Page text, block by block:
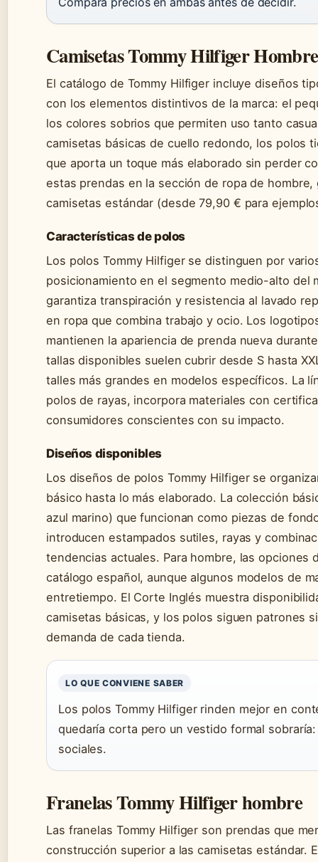
Camisetas Tommy Hilfiger
El catálogo de Tommy Hilfiger incluye diseños
con los elementos distintivos de la marca: el
los colores sobrios que permiten uso tanto
camisetas básicas de cuello redondo, los polos
que aporta un toque más elaborado sin perder
estas prendas en la sección de ropa de
camisetas estándar (desde 79,90 € para
Características de polos
Los polos Tommy Hilfiger se distinguen por
posicionamiento en el segmento medio-alto del
garantiza transpiración y resistencia al lavado
en ropa que combina trabajo y ocio. Los
mantienen la apariencia de prenda nueva
tallas disponibles suelen cubrir desde S hasta
talles más grandes en modelos específicos. La
polos de rayas, incorpora materiales con
consumidores conscientes con su impacto.
Diseños disponibles
Los diseños de polos Tommy Hilfiger se
básico hasta lo más elaborado. La colección
azul marino) que funcionan como piezas de
introducen estampados sutiles, rayas y
tendencias actuales. Para hombre, las opciones
catálogo español, aunque algunos modelos de
entretiempo. El Corte Inglés muestra
camisetas básicas, y los polos siguen patrones
demanda de cada tienda.
LO QUE CONVIENE SABER
Los polos Tommy Hilfiger rinden mejor en
quedaría corta pero un vestido formal
sociales.
Franelas Tommy Hilfiger hombre
Las franelas Tommy Hilfiger son prendas que
construcción superior a las camisetas estándar.